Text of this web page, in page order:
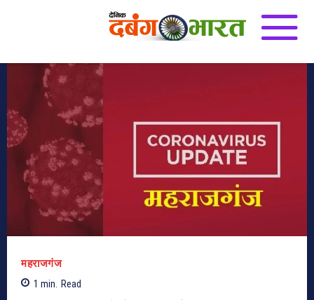
महराजगंज
1 min. Read